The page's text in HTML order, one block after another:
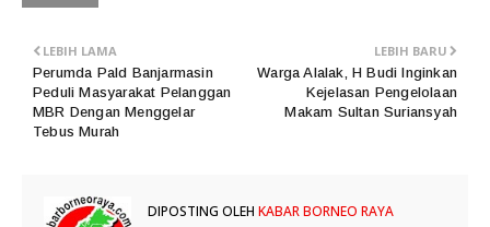
LEBIH BARU
Warga Alalak, H Budi Inginkan
Kejelasan Pengelolaan
Makam Sultan Suriansyah
LEBIH LAMA
Perumda Pald Banjarmasin
Peduli Masyarakat Pelanggan
MBR Dengan Menggelar
Tebus Murah
DIPOSTING OLEH KABAR BORNEO RAYA